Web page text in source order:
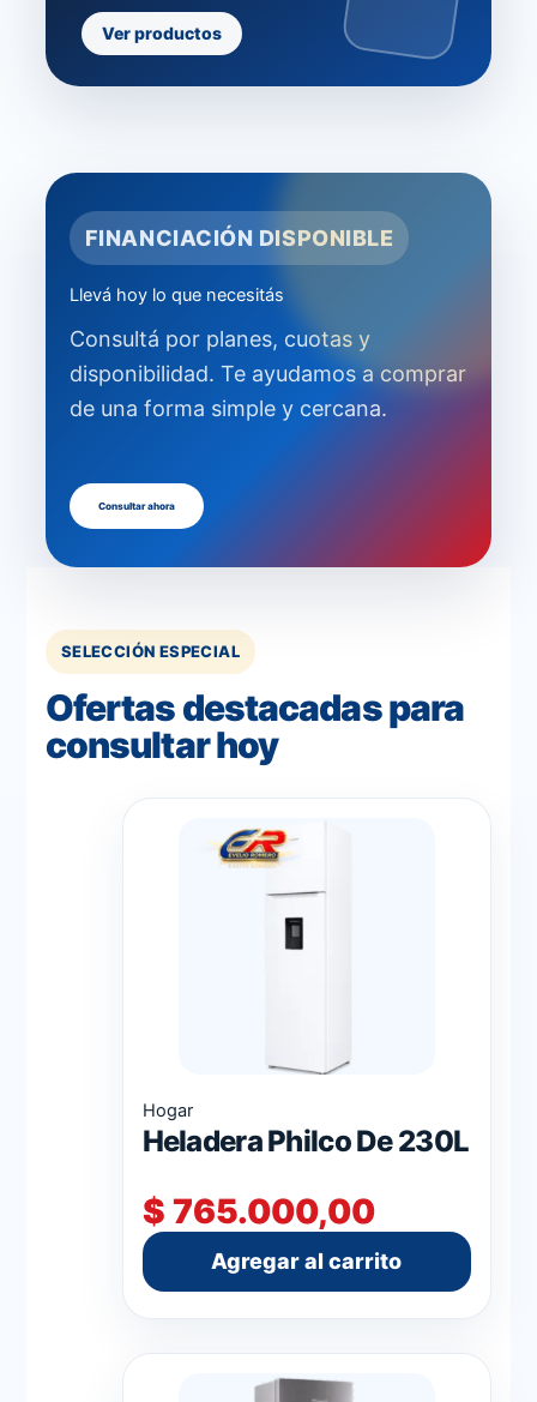
Ver productos
FINANCIACIÓN DISPONIBLE
Llevá hoy lo que necesitás
Consultá por planes, cuotas y
disponibilidad. Te ayudamos a comprar
de una forma simple y cercana.
Consultar ahora
SELECCIÓN ESPECIAL
Ofertas destacadas para
consultar hoy
Hogar
Heladera Philco De 230L
$ 765.000,00
Agregar al carrito